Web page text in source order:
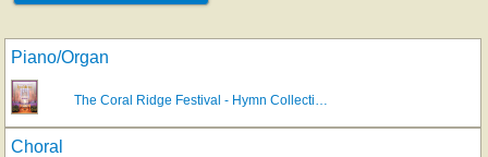
Piano/Organ
The Coral Ridge Festival - Hymn Collecti…
Choral